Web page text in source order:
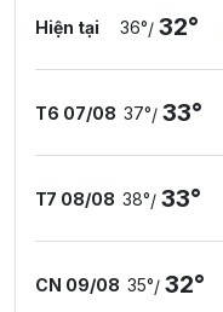
Hiện tại 36°/ 32°
T6 07/08 37°/ 33°
T7 08/08 38°/ 33°
CN 09/08 35°/ 32°